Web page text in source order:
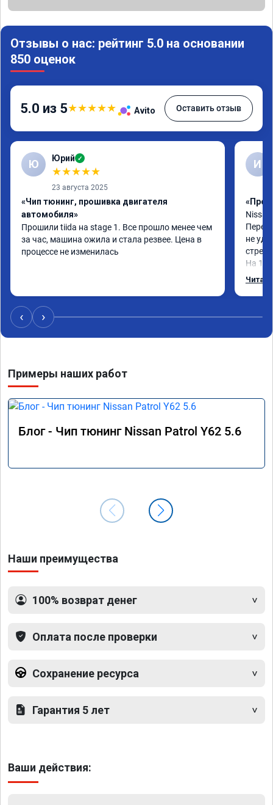
Отзывы о нас: рейтинг 5.0 на основании
850 оценок
5.0 из 5★★★★★ Avito Оставить отзыв
Ю Юрий ✓
★★★★★
23 августа 2025
«Чип тюнинг, прошивка двигателя
автомобиля»
Прошили tiida на stage 1. Все прошло менее чем
за час, машина ожила и стала резвее. Цена в
процессе не изменилась
И
не
На
без
‹ ›
Примеры наших работ
Блог - Чип тюнинг Nissan Patrol Y62 5.6
Наши преимущества
100% возврат денег
Оплата после проверки
Сохранение ресурса
Гарантия 5 лет
Ваши действия: